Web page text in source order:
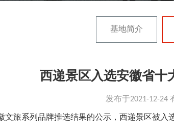
基地简介
西递景区入选安徽省十
发布于2021-12-24
文旅系列品牌推选结果的公示，西递景区被入